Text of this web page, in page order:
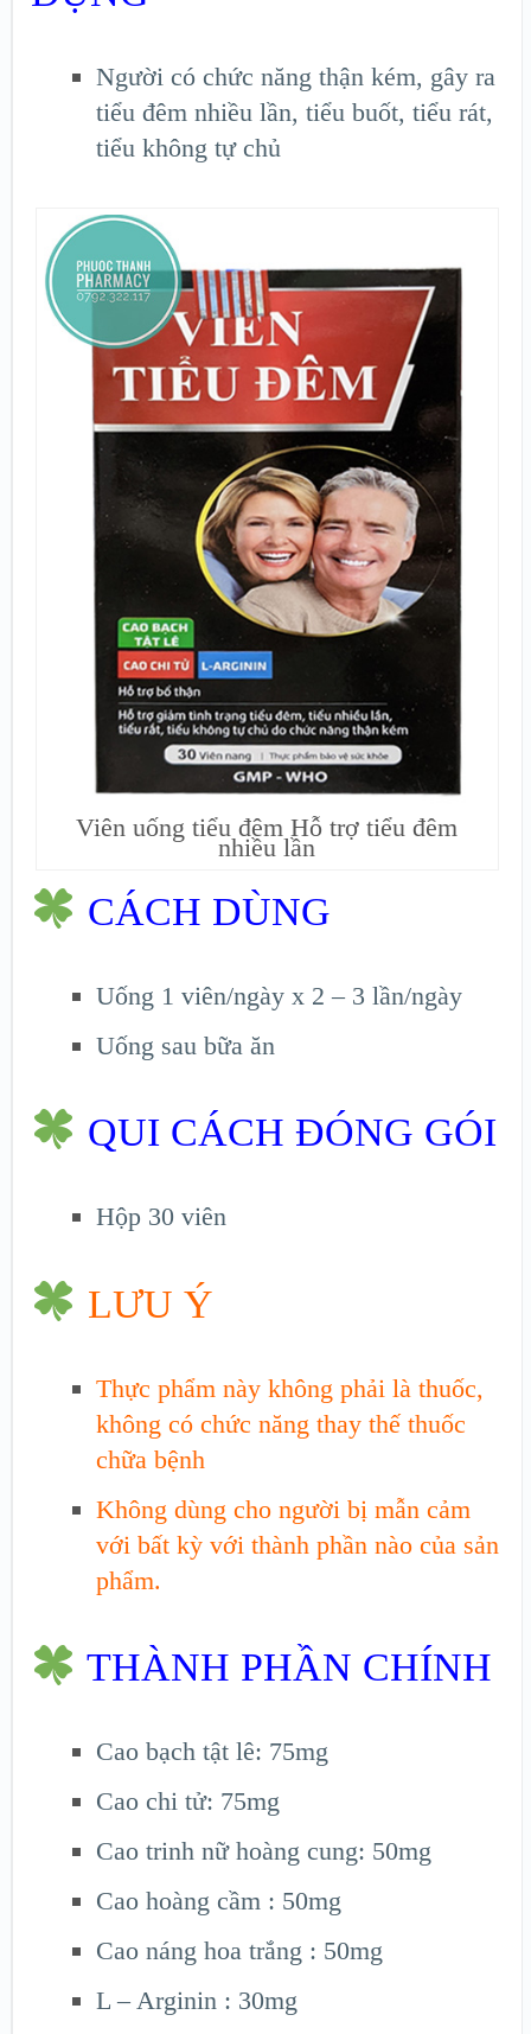
Người có chức năng thận kém, gây ra
tiểu đêm nhiều lần, tiểu buốt, tiểu rát,
tiểu không tự chủ
Viên uống tiểu đêm Hỗ trợ tiểu đêm
nhiều lần
CÁCH DÙNG
Uống 1 viên/ngày x 2 – 3 lần/ngày
Uống sau bữa ăn
QUI CÁCH ĐÓNG GÓI
Hộp 30 viên
LƯU Ý
Thực phẩm này không phải là thuốc,
không có chức năng thay thế thuốc
chữa bệnh
Không dùng cho người bị mẫn cảm
với bất kỳ với thành phần nào của sản
phẩm.
THÀNH PHẦN CHÍNH
Cao bạch tật lê: 75mg
Cao chi tử: 75mg
Cao trinh nữ hoàng cung: 50mg
Cao hoàng cầm : 50mg
Cao náng hoa trắng : 50mg
L – Arginin : 30mg